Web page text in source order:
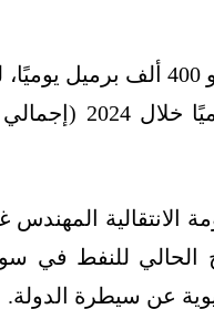
فقبل عام 2011، كانت سوريا
الإنتاج ليصل
الانتقالية
عن سيطرة الدولة.